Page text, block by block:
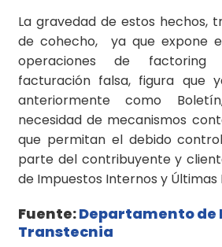
La gravedad de estos hechos,
de cohecho, ya que expone
operaciones de factoring
facturación falsa, figura que
anteriormente como
necesidad de mecanismos
que permitan el debido
parte del contribuyente y
de Impuestos Internos y Últimas
Fuente:Departamento de
Transtecnia